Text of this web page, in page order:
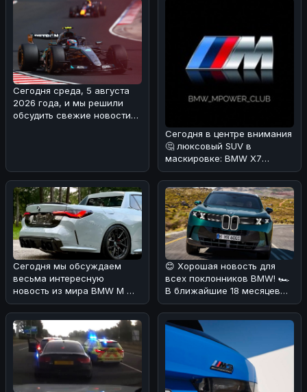
Сегодня среда, 5 августа
2026 года, и мы решили
обсудить свежие новости
Сегодня в центре внимания
🤔 люксовый SUV в
маскировке: BMW X7
Individual в Urban Green
🌿.Редакция
Сегодня мы обсуждаем
весьма интересную
новость из мира BMW M 🔥.
В Калифорнии местный
мастер решил п
😊 Хорошая новость для
всех поклонников BMW! 🏎
В ближайшие 18 месяцев
Мюнхен планирует
наводнить ры